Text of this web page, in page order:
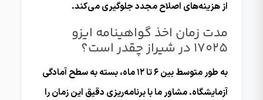
از هزینه‌های اصلاح مجدد جلوگیری می‌کند.
مدت زمان اخذ گواهینامه ایزو
17025 در شیراز چقدر است؟
به طور متوسط بین ۶ تا ۱۲ ماه، بسته به سطح آمادگی
آزمایشگاه. مشاور ما با برنامه‌ریزی دقیق این زمان را